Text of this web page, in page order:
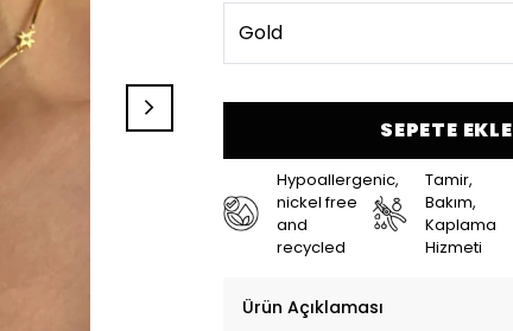
SEPETE EKLE
Hypoallergenic,
nickel free
and
recycled
Tamir,
Bakım,
Kaplama
Hizmeti
Ürün Açıklaması